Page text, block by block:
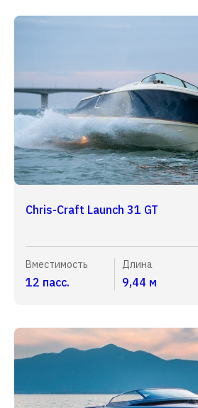
Chris-Craft Launch 31 GT
Вместимость
12 пасс.
Длина
9,44 м